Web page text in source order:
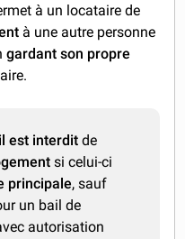
à un locataire de
à une autre personne
gardant son propre
il est interdit de
si celui-ci
principale, sauf
un bail de
autorisation